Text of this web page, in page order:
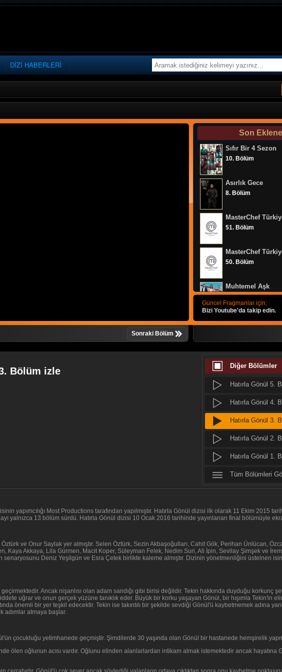
DİZİ HABERLERİ
Son
Sıfır Bir 4 Sezon
10. Bölüm
Asırlık Gece
8. Bölüm
MasterChef
51. Bölüm
MasterChef
50. Bölüm
Muhtemel Aşk
8. Bölüm
Bizim Evin Halleri
49. Bölüm
9. Bölüm
MasterChef
48. Bölüm
MasterChef
Daha 17
Her Şey Mümkün
2. Bölüm
1. Bölüm
Güncel Fragmanlar için;
Bizi Youtube'da takip edin.
Sonraki Bölüm
Bölüm izle Diğer Bölümler
Hatırla Gönül 12.
Hatırla Gönül 10.
Hatırla Gönül 9.
Hatırla Gönül 6.
Hatırla Gönül 5.
Hatırla Gönül 4.
Hatırla Gönül 3.
Hatırla Gönül 2.
Hatırla Gönül 1.
Tüm Bölümleri
yapımcılığı Most Productions tarafından yapılmıştır. Hatırla Gönül dizisi ilk olarak 11 Ekim 2015
yalnızca 13 bölüm sürdü. Hatırla Gönül dizisi 10 Ocak 2016 tarihinde yayınlanan final bölümüyle
ve Onur Saylak yer almıştır. Selen Öztürk, Sezin Akbaşoğulları, Cahit Gök, Perihan Ünlücan,
Kaya Akkaya, Lila Gürmen, Macit Koper, Süleyman Felek, Nedim Suri, Ali İpin, Sevilay Şimşek ve
Deniz Yeşilgün ve Esra Çetek birlikte kaleme almıştır. Dizinin yönetmenliğini üstelnen
Ancak nişanlısı olan adam sandığı gibi birisi değildir. Tekin hakkında duyduğu korkunç
uğrar ve onun gerçek yüzüne tanıklık eder. Büyük bir korku yaşayan Gönül, bir hışımla Tekin'in
önemli bir yer teşkil edecektir. Tekin ise takıntılı bir şekilde sevdiği Gönül'ü kaybetmemek adına
adımlar atmaya başlar.
çocukluğu yetimhanede geçmiştir. Şimdilerde 30 yaşında olan Gönül bir hastanede hemşirelik
ölen oğlunun acısı vardır. Oğlunu elinden alanlarlardan intikam almak istemektedir ancak hayatına